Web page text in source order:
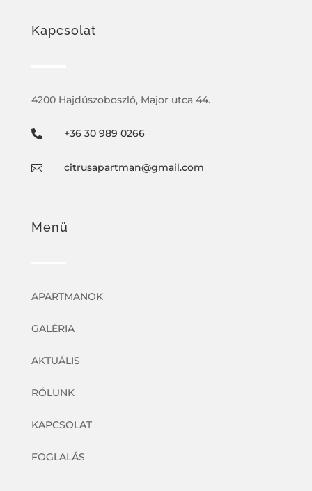
Kapcsolat
4200 Hajdúszoboszló, Major utca 44.
 +36 30 989 0266
 citrusapartman@gmail.com
Menü
APARTMANOK
GALÉRIA
AKTUÁLIS
RÓLUNK
KAPCSOLAT
FOGLALÁS